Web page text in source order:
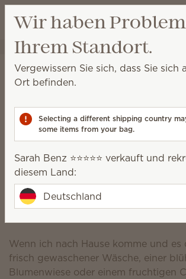
Sarah Benz ⭐️⭐️⭐️⭐️⭐️ Party
Scentsy
Wenn ich nach Hause komme und
frisch gewaschener Wäsche, einer
Blumenwiese oder einem fruchtigen
Wir haben
Ihrem Standort.
Vergewissern Sie sich, dass Sie sich
Ort befinden.
Selecting a different shipping country
some items from your bag.
Sarah Benz ⭐️⭐️⭐️⭐️⭐️ verkauft und
diesem Land:
Deutschland